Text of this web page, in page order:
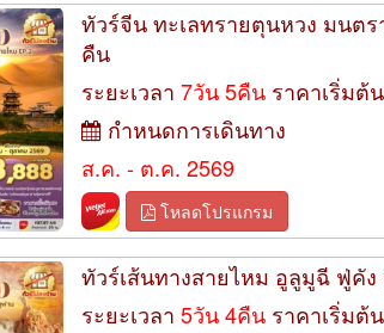
ทัวร์จีน ทะเลทรายตุนหวง มนตร
คืน
ระยะเวลา7วัน 5คืน ราคาเริ่มต้
กำหนดการเดินทาง
ส.ค. - ต.ค. 2569
โหลดโปรแกรม
ทัวร์เส้นทางสายไหม อูลูมูฉี ฟู่คั
ระยะเวลา5วัน 4คืน ราคาเริ่มต้